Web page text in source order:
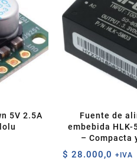
5V 2.5A
Fuente de
embebida HLK-
– Compacta
$ 28.000,0 +IVA